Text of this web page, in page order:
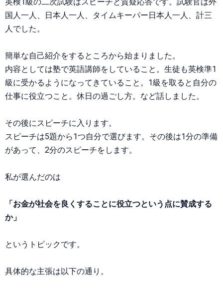
国人一人、日本人一人、タイムキーパー日本人一人、計三
人でした。
簡単な自己紹介をするところから始まりました。
内容としては塾で英語講師をしていること。生徒も英検準1
級に受かるようになってきていること。1級を取ると自分の
仕事に役立つこと。休日の過ごし方。など話しました。
その後にスピーチに入ります。
スピーチは5題から1つ自分で選びます。その後は1分の準備
があって、2分のスピーチをします。
私が選んだのは
「お金が社会を良くすることに役立つという点に賛成する
か」
というトピックです。
具体的な主張は以下の通り。